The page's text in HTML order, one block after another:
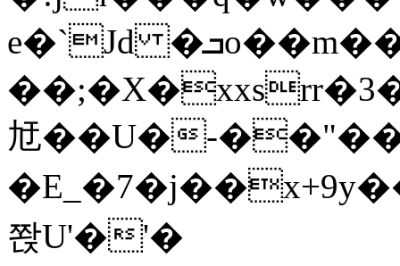
e�`Jd �ܒo��m��1��d|
㝼��U�-
쫝U'�'�